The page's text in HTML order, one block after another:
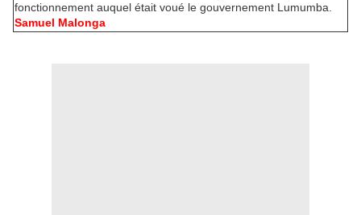
fonctionnement auquel était voué le gouvernement Lumumba.
Samuel Malonga